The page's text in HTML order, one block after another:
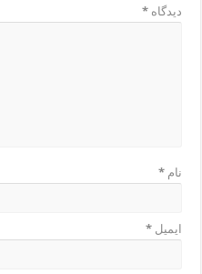
دیدگاه*
نام*
ایمیل*